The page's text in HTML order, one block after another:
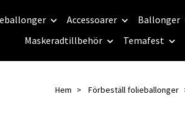
Accessoarer Ballonger
Maskeradtillbehör
Temafest
Hem Förbeställ folieballonger